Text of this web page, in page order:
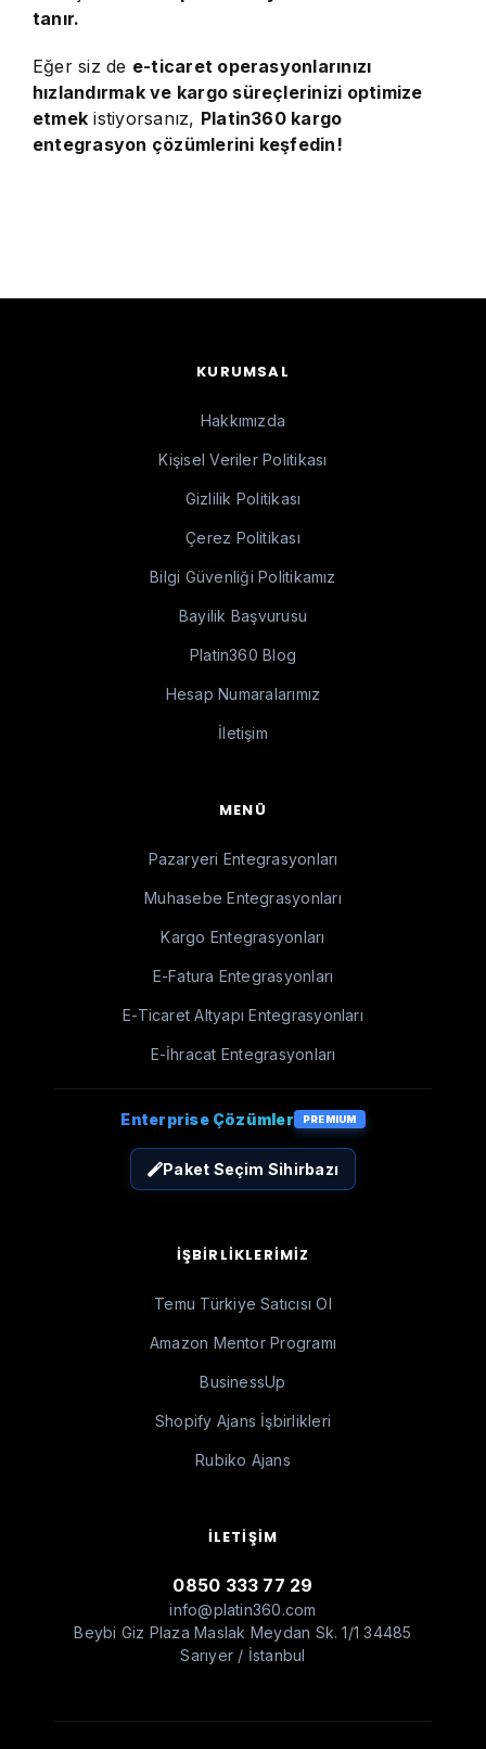
tanır.
Eğer siz de e-ticaret operasyonlarınızı
hızlandırmak ve kargo süreçlerinizi optimize
etmek istiyorsanız, Platin360 kargo
entegrasyon çözümlerini keşfedin!
KURUMSAL
Hakkımızda
Kişisel Veriler Politikası
Gizlilik Politikası
Çerez Politikası
Bilgi Güvenliği Politikamız
Bayilik Başvurusu
Platin360 Blog
Hesap Numaralarımız
İletişim
MENÜ
Pazaryeri Entegrasyonları
Muhasebe Entegrasyonları
Kargo Entegrasyonları
E-Fatura Entegrasyonları
E-Ticaret Altyapı Entegrasyonları
E-İhracat Entegrasyonları
Enterprise Çözümler PREMIUM
Paket Seçim Sihirbazı
İŞBIRLIKLERIMIZ
Temu Türkiye Satıcısı Ol
Amazon Mentor Programı
BusinessUp
Shopify Ajans İşbirlikleri
Rubiko Ajans
İLETIŞIM
0850 333 77 29
info@platin360.com
Beybi Giz Plaza Maslak Meydan Sk. 1/1 34485
Sarıyer / İstanbul